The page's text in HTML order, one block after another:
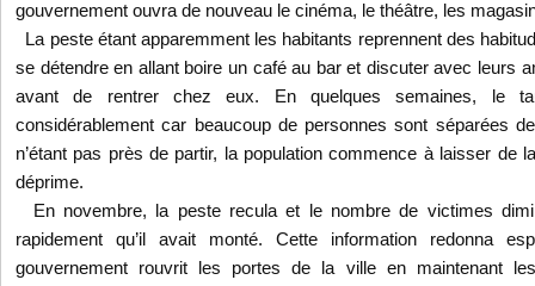
gouvernement ouvra de nouveau le cinéma, le théâtre, les
La peste étant apparemment les habitants reprennent des
se détendre en allant boire un café au bar et discuter avec leurs
avant de rentrer chez eux. En quelques semaines, le
considérablement car beaucoup de personnes sont séparées
n’étant pas près de partir, la population commence à laisser de
déprime.
En novembre, la peste recula et le nombre de victimes
rapidement qu’il avait monté. Cette information redonna
gouvernement rouvrit les portes de la ville en maintenant